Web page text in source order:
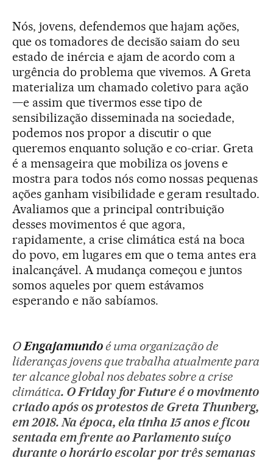
Nós, jovens, defendemos que hajam ações,
que os tomadores de decisão saiam do seu
estado de inércia e ajam de acordo com a
urgência do problema que vivemos. A Greta
materializa um chamado coletivo para ação
—e assim que tivermos esse tipo de
sensibilização disseminada na sociedade,
podemos nos propor a discutir o que
queremos enquanto solução e co-criar. Greta
é a mensageira que mobiliza os jovens e
mostra para todos nós como nossas pequenas
ações ganham visibilidade e geram resultado.
Avaliamos que a principal contribuição
desses movimentos é que agora,
rapidamente, a crise climática está na boca
do povo, em lugares em que o tema antes era
inalcançável. A mudança começou e juntos
somos aqueles por quem estávamos
esperando e não sabíamos.
OEngajamundoé uma organização de
lideranças jovens que trabalha atualmente para
ter alcance global nos debates sobre a crise
climática. OFriday for Futureé o movimento
criado após os protestos de Greta Thunberg,
em 2018. Na época, ela tinha 15 anos e ficou
sentada em frente ao Parlamento suíço
durante o horário escolar por três semanas